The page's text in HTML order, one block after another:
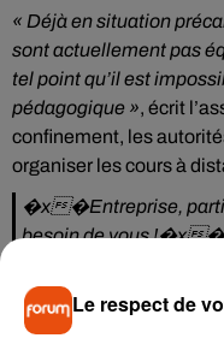
« Déjà en situation
sont actuellement pas
tel point qu’il est
pédagogique », écrit
confinement, les
organiser les cours à
�x�Entreprise,
besoin de vous !�x
lancée une collecte de
Publiée parLe respect de